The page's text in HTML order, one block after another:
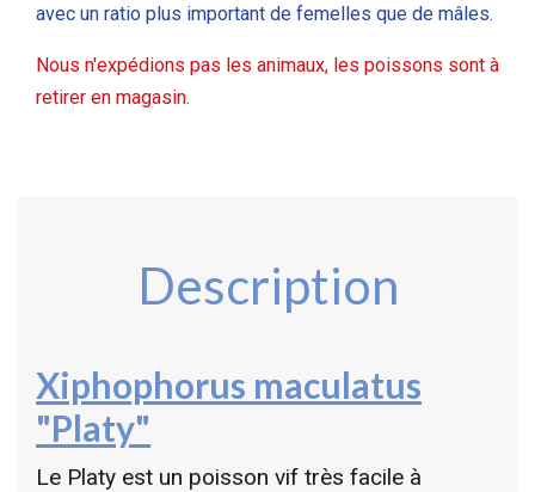
avec un ratio plus important de femelles que de mâles.
Nous n'expédions pas les animaux, les poissons sont à
retirer en magasin.
Description
Xiphophorus maculatus
"Platy"
Le Platy est un poisson vif très facile à